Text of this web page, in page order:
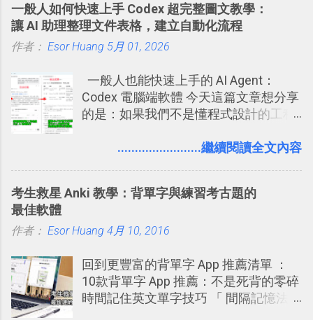
技！最想要的強大 Trello 客製化範例教
學 2016/11 新增： [時間技客-7] 重要緊
急時間管理四象限在 Trello 活用與範本
用 Trello？ 8個專案排程協作重點技巧
2017/6 新增： 如何用 Trello 規劃自助
旅行？我的 Trello 行程計畫使用技巧教
卡片不再落落長？專案管理的5個關鍵
子彈筆記？我的 Trello GTD 方法範例看
板分享
時帶來好心情，二方面事後就是最好的
旅遊回憶之一。 自訂地圖還能跟朋友共
享合作，讓彼此都能在手機上查看這次
置。不過有一項很實用的設定是新增
的， 那就是可以 事先審查 朋友「標籤
你」的內容，決定要不要讓其他朋友看
標籤在他的訊息中，或是想把你標籤在
相片圖片裡，現在你都多了一個「事先
審查」的機制，可以決定這些你被標籤
鴉牆上，從而禁止可能的祕密被你其他
一般人如何快速上手 Codex 超完整圖文教學：
讓 AI 助理整理文件表格，建立自動化流程
作者： Esor Huang 5月 01, 2026
一般人也能快速上手的 AI Agent：
Codex 電腦端軟體 今天這篇文章想分享
的是：如果我們不是懂程式設計的工程
（ChatGPT） 的 Codex 工具？ 如何用
打造一個更自動化的電腦工作流程。
........................繼續閱讀全文內容
考生救星 Anki 教學：背單字與練習考古題的
最佳軟體
作者： Esor Huang 4月 10, 2016
回到更豐富的背單字 App 推薦清單 ：
10款背單字 App 推薦：不是死背的零碎
時間記住英文單字技巧 「 間隔記憶法